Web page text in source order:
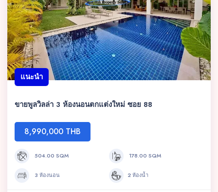
แนะนำ
ขายพูลวิลล่า 3 ห้องนอนตกแต่งใหม่ ซอย 88
8,990,000 THB
504.00 SQM 178.00 SQM
3 ห้องนอน 2 ห้องน้ำ